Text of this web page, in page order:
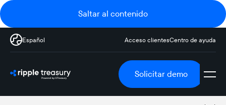
Saltar al contenido
Español Acceso clientesCentro de ayuda
Solicitar demo